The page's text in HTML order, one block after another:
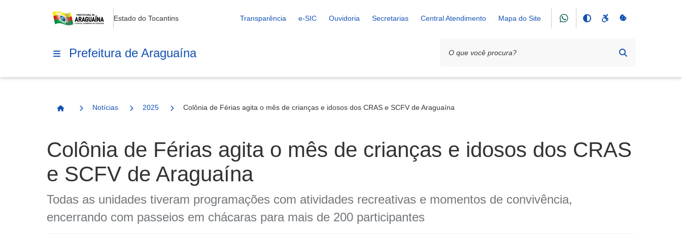
Estado do Tocantins Transparência e-SIC Ouvidoria Secretarias Central Atendimento Mapa do Site
Prefeitura de Araguaína
Página Inicial
Notícias 2025 Colônia de Férias agita o mês de crianças e idosos dos CRAS e SCFV de Araguaína
Colônia de Férias agita o mês de crianças e idosos dos CRAS
e SCFV de Araguaína
Todas as unidades tiveram programações com atividades recreativas e momentos de convivência,
encerrando com passeios em chácaras para mais de 200 participantes